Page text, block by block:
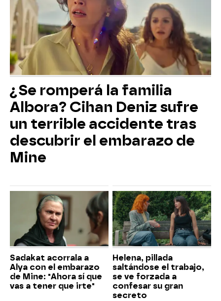
¿Se romperá la familia
Albora? Cihan Deniz sufre
un terrible accidente tras
descubrir el embarazo de
Mine
Sadakat acorrala a
Alya con el embarazo
de Mine: "Ahora sí que
vas a tener que irte"
Helena, pillada
saltándose el trabajo,
se ve forzada a
confesar su gran
secreto